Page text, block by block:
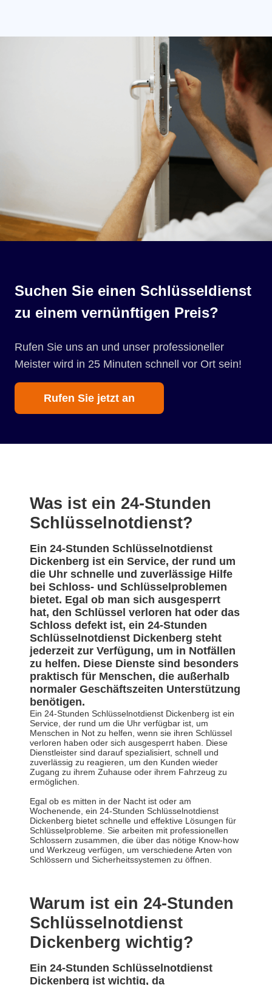
Suchen Sie einen Schlüsseldienst
zu einem vernünftigen Preis?
Rufen Sie uns an und unser professioneller
Meister wird in 25 Minuten schnell vor Ort sein!
Rufen Sie jetzt an
Was ist ein 24-Stunden
Schlüsselnotdienst?
Ein 24-Stunden Schlüsselnotdienst
Dickenberg ist ein Service, der rund um
die Uhr schnelle und zuverlässige Hilfe
bei Schloss- und Schlüsselproblemen
bietet. Egal ob man sich ausgesperrt
hat, den Schlüssel verloren hat oder das
Schloss defekt ist, ein 24-Stunden
Schlüsselnotdienst Dickenberg steht
jederzeit zur Verfügung, um in Notfällen
zu helfen. Diese Dienste sind besonders
praktisch für Menschen, die außerhalb
normaler Geschäftszeiten Unterstützung
benötigen.
Ein 24-Stunden Schlüsselnotdienst Dickenberg ist ein
Service, der rund um die Uhr verfügbar ist, um
Menschen in Not zu helfen, wenn sie ihren Schlüssel
verloren haben oder sich ausgesperrt haben. Diese
Dienstleister sind darauf spezialisiert, schnell und
zuverlässig zu reagieren, um den Kunden wieder
Zugang zu ihrem Zuhause oder ihrem Fahrzeug zu
ermöglichen.
Egal ob es mitten in der Nacht ist oder am
Wochenende, ein 24-Stunden Schlüsselnotdienst
Dickenberg bietet schnelle und effektive Lösungen für
Schlüsselprobleme. Sie arbeiten mit professionellen
Schlossern zusammen, die über das nötige Know-how
und Werkzeug verfügen, um verschiedene Arten von
Schlössern und Sicherheitssystemen zu öffnen.
Warum ist ein 24-Stunden
Schlüsselnotdienst
Dickenberg wichtig?
Ein 24-Stunden Schlüsselnotdienst
Dickenberg ist wichtig, da